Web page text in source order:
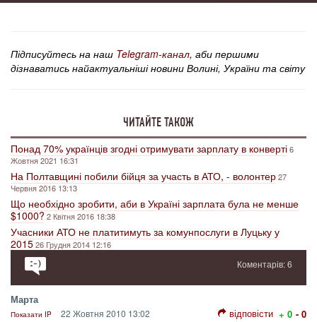
Підписуйтесь на наш Telegram-канал, аби першими
дізнаватись найактуальніші новини Волині, України та світу
ЧИТАЙТЕ ТАКОЖ
Понад 70% українців згодні отримувати зарплату в конверті6
Жовтня 2021 16:31
На Полтавщині побили бійця за участь в АТО, - волонтер27
Червня 2016 13:13
Що необхідно зробити, аби в Україні зарплата була не менше
$1000?2 Квітня 2016 18:38
Учасники АТО не платитимуть за комунпослуги в Луцьку у
201526 Грудня 2014 12:16
Коментарів: 6
Марта
Показати IP 22 Жовтня 2010 13:02 відповісти + 0 - 0